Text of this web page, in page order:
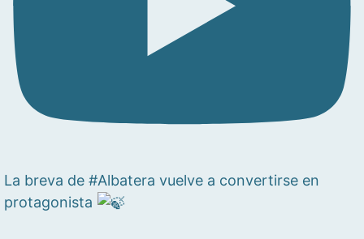
La breva de #Albatera vuelve a convertirse en
protagonista